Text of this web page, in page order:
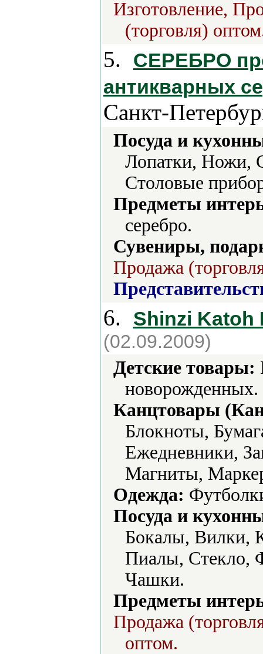
Изготовление,
(торговля)
5.
СЕРЕБРО
антикварных
Санкт-
Посуда и
Лопатки, Ножи,
Столовые
Предметы
серебро.
Сувениры,
Продажа
6. Shinzi Katoh
(02.09.2009)
Детские товары:
новорожденных.
Канцтовары
Блокноты,
Ежедневники,
Магниты,
Одежда:
Посуда и
Бокалы, Вилки,
Пиалы, Стекло,
Чашки.
Предметы
Продажа
оптом.